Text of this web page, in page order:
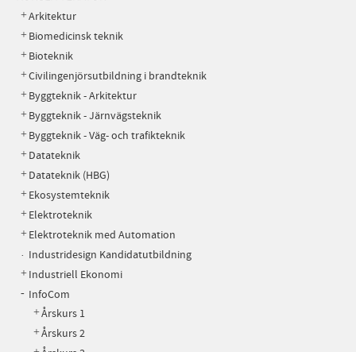
Arkitektur
Biomedicinsk teknik
Bioteknik
Civilingenjörsutbildning i brandteknik
Byggteknik - Arkitektur
Byggteknik - Järnvägsteknik
Byggteknik - Väg- och trafikteknik
Datateknik
Datateknik (HBG)
Ekosystemteknik
Elektroteknik
Elektroteknik med Automation
Industridesign Kandidatutbildning
Industriell Ekonomi
InfoCom
Årskurs 1
Årskurs 2